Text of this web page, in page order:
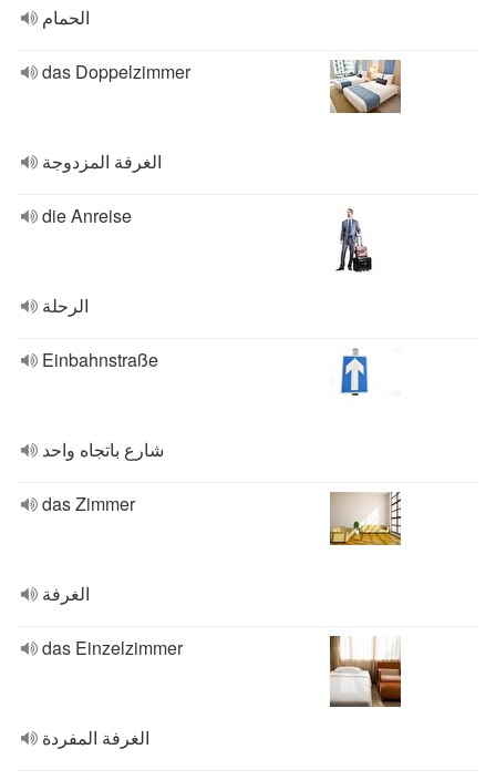
الحمام
das Doppelzimmer
الغرفة المزدوجة
die Anreise
الرحلة
Einbahnstraße
شارع باتجاه واحد
das Zimmer
الغرفة
das Einzelzimmer
الغرفة المفردة